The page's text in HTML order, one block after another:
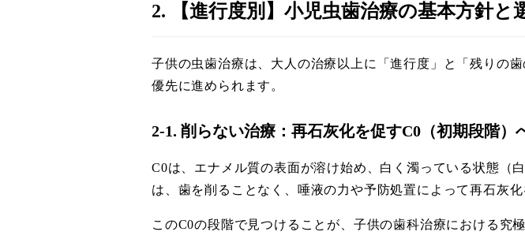
2. 【進行度別】小児虫歯治療の基本方針と
子供の虫歯治療は、大人の治療以上に「進行度」と「残りの
優先に進められます。
2-1. 削らない治療：再石灰化を促すC0（初期段階）
C0は、エナメル質の表面が溶け始め、白く濁っている状態（
は、歯を削ることなく、唾液の力や予防処置によって再石灰
このC0の段階で見つけることが、子供の歯科治療における究極